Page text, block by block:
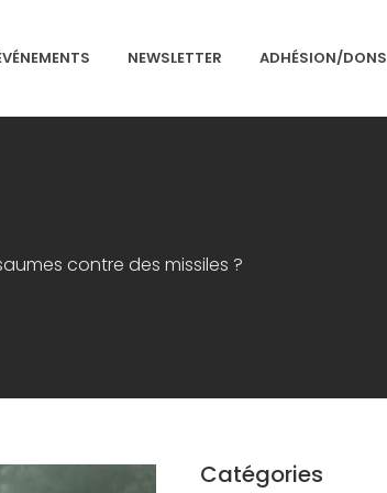
NEWSLETTER ADHÉSION/DONS
contre des missiles ?
Catégories